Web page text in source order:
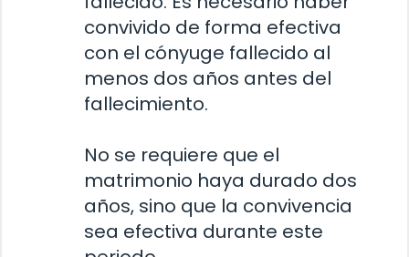
convivido de forma efectiva
con el cónyuge fallecido al
menos dos años antes del
fallecimiento.
No se requiere que el
matrimonio haya durado dos
años, sino que la convivencia
sea efectiva durante este